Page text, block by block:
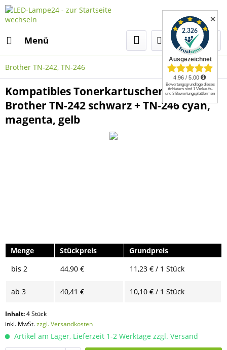
Menü
Brother TN-242, TN-246
Kompatibles Tonerkartuschen Set
Brother TN-242 schwarz + TN-246 cyan,
magenta, gelb
Menge Stückpreis
Grundpreis
bis 2 44,90 € 11,23 € / 1 Stück
ab 3 40,41 € 10,10 € / 1 Stück
Inhalt:4 Stück
inkl. MwSt.zzgl. Versandkosten
Artikel am Lager, Lieferzeit 1-2 Werktage zzgl. Versand
✕